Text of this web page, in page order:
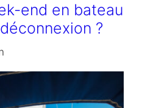
end en bateau
?